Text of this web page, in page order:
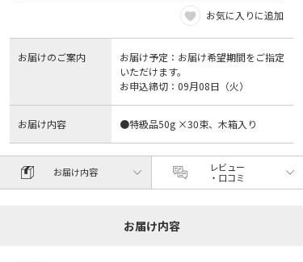
お気に入りに追加
お届けのご案内
お届け予定：お届け希望期間をご指定
いただけます。
お申込締切：09月08日（火）
お届け内容 ●特級品50g ×30束、木箱入り
お届け内容
レビュー
・口コミ
お届け内容